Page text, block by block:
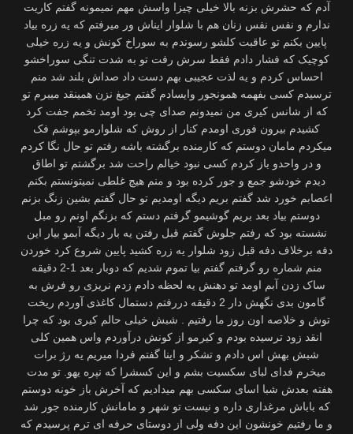
آدم که حشرش بزنه بالا خیلی چیزا واسش مهم نمیمونه گفتم کاریت
ندارم و نفس نفس زنان هم با شلوار ایناش ور میرفتم که یه زره بیاد
پایین بکنم تو عاقبت کلشو رسوندم به سوراخ کونش و یه زره خیلی
کوچیک که فشار دادم فقط سرش رفت تو به شدت تنگی سوراخشو
احساس کردم و یه لذت عجیبی بهم دست داد صداش بلند شد منم
ترسیدم کسی بفهمه همونجور وایسادم گفتم جیغ نزن همینقد میبرم تو
که از شانس کیری من نمیدونم صدای چی بود اومد تخمم جفت کرد
کشیدم بیرون فوری اومدم کنار از روش که شلوارمو بپوشم فک
میکردم مامان دوستم که کارمنده برگشته باشه رفتم تو حال نگا کردم
و در واحدو باز کردم کسی نبود خیالم راحت شد برگشتم تو اطاق
دیدم خودشو جمع و جور کرده بود و منم هیچ غلطی نمیتونستم بکنم
اعصابم خورد شد گفتم بریم دیگه اومدیم تو حال گفتم بشین زنگ بزنم
دوستم بیاد بعد بریم گوشیمو گرفتم دستم که بزنگم اونم رو مبل
نشسته بود که رفتم جلوش گفتم قبل رفتن یه بار دیگه آبمو بیار این
دفه برخلاف دفه قبل زود شلوار یه زره کشید پایین شروع کرد خوردن
منم شماره رو گرفتم گفتم بیا تموم شدیم که دوبار بعد 1-2 دقیقه
ساک زدن آبم اومد تو دهنش یه لحظه دادم زدم نریزی رو فرش به
گامون بدی نگهش دار 2 دقیقه دررفتم دستمال کاغذی آوردم ریخت
توش و خلاصه اون روز ما رفتیم . شبش خیلی حالم کیری بود که چرا
انقد زود ترسیده بودم و کیرمو از کونش درآوردم واس همین کلی
شبش بهش اس دادم و تشکر و اینا گفتم فردا میریم یه رژ برات
میخرم فدای لبای سکسیت بشم و این کسشرا که نپره یهو. تو مدت
هفته بعدش شبا اسای سکسی بهم میدادیم که آخرش باز خونه دوستم
که باباش مرغداری داره و نیست تو شهر و مامانش کارمنده جور شد
و ما رفتیم خونشون این دفه ولی از دوستای حرفه ای ترم پرسیدم که